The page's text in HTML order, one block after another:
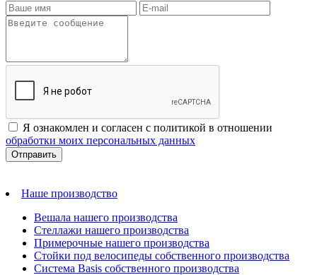
Я ознакомлен и согласен с политикой в отношении
обработки моих персональных данных
Наше производство
Вешала нашего производства
Стеллажи нашего производства
Примерочные нашего производства
Стойки под велосипеды собственного производства
Система Basis собственного производства